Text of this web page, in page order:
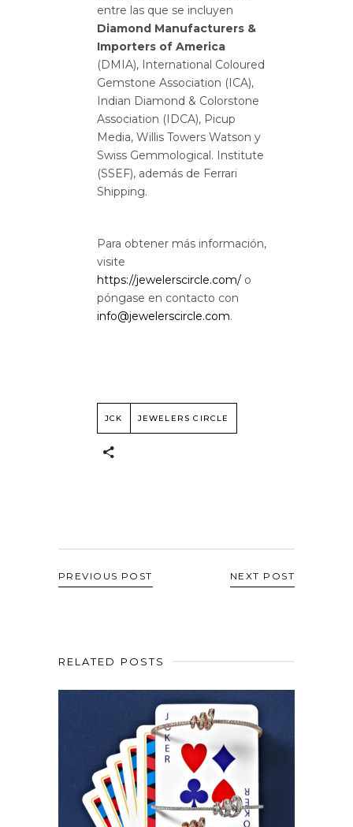
entre las que se incluyen
Diamond Manufacturers &
Importers of America
(DMIA), International Coloured
Gemstone Association (ICA),
Indian Diamond & Colorstone
Association (IDCA), Picup
Media, Willis Towers Watson y
Swiss Gemmological. Institute
(SSEF), además de Ferrari
Shipping.
Para obtener más información,
visite
https://jewelerscircle.com/ o
póngase en contacto con
info@jewelerscircle.com.
JCK JEWELERS CIRCLE
PREVIOUS POST NEXT POST
RELATED POSTS